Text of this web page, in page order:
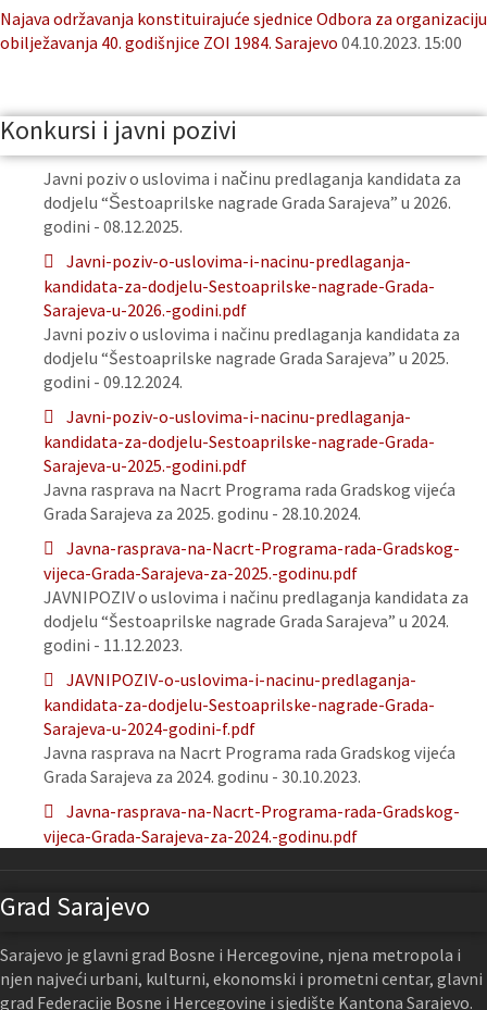
Najava održavanja konstituirajuće sjednice Odbora za organizaciju
obilježavanja 40. godišnjice ZOI 1984. Sarajevo 04.10.2023. 15:00
Konkursi i javni pozivi
Javni poziv o uslovima i načinu predlaganja kandidata za
dodjelu “Šestoaprilske nagrade Grada Sarajeva” u 2026.
godini - 08.12.2025.
Javni-poziv-o-uslovima-i-nacinu-predlaganja-
kandidata-za-dodjelu-Sestoaprilske-nagrade-Grada-
Sarajeva-u-2026.-godini.pdf
Javni poziv o uslovima i načinu predlaganja kandidata za
dodjelu “Šestoaprilske nagrade Grada Sarajeva” u 2025.
godini - 09.12.2024.
Javni-poziv-o-uslovima-i-nacinu-predlaganja-
kandidata-za-dodjelu-Sestoaprilske-nagrade-Grada-
Sarajeva-u-2025.-godini.pdf
Javna rasprava na Nacrt Programa rada Gradskog vijeća
Grada Sarajeva za 2025. godinu - 28.10.2024.
Javna-rasprava-na-Nacrt-Programa-rada-Gradskog-
vijeca-Grada-Sarajeva-za-2025.-godinu.pdf
JAVNIPOZIV o uslovima i načinu predlaganja kandidata za
dodjelu “Šestoaprilske nagrade Grada Sarajeva” u 2024.
godini - 11.12.2023.
JAVNIPOZIV-o-uslovima-i-nacinu-predlaganja-
kandidata-za-dodjelu-Sestoaprilske-nagrade-Grada-
Sarajeva-u-2024-godini-f.pdf
Javna rasprava na Nacrt Programa rada Gradskog vijeća
Grada Sarajeva za 2024. godinu - 30.10.2023.
Javna-rasprava-na-Nacrt-Programa-rada-Gradskog-
vijeca-Grada-Sarajeva-za-2024.-godinu.pdf
Grad Sarajevo
Sarajevo je glavni grad Bosne i Hercegovine, njena metropola i
njen najveći urbani, kulturni, ekonomski i prometni centar, glavni
grad Federacije Bosne i Hercegovine i sjedište Kantona Sarajevo.